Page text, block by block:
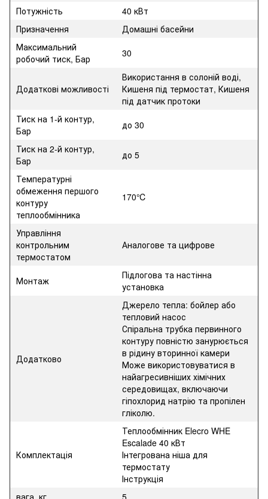
Потужність
40 кВт
Призначення
Домашні басейни
Максимальний
робочий тиск, Бар
30
Додаткові можливості
Використання в солоній воді,
Кишеня під термостат, Кишеня
під датчик протоки
Тиск на 1-й контур,
Бар
до 30
Тиск на 2-й контур,
Бар
до 5
Температурні
обмеження першого
контуру
теплообмінника
170℃
Управління
контрольним
термостатом
Аналогове та цифрове
Монтаж
Підлогова та настінна
установка
Додатково
Джерело тепла: бойлер або
тепловий насос
Спіральна трубка первинного
контуру повністю занурюється
в рідину вторинної камери
Може використовуватися в
найагресивніших хімічних
середовищах, включаючи
гіпохлорид натрію та пропілен
гліколю.
Комплектація
Теплообмінник Elecro WHE
Escalade 40 кВт
Інтегрована ніша для
термостату
Інструкція